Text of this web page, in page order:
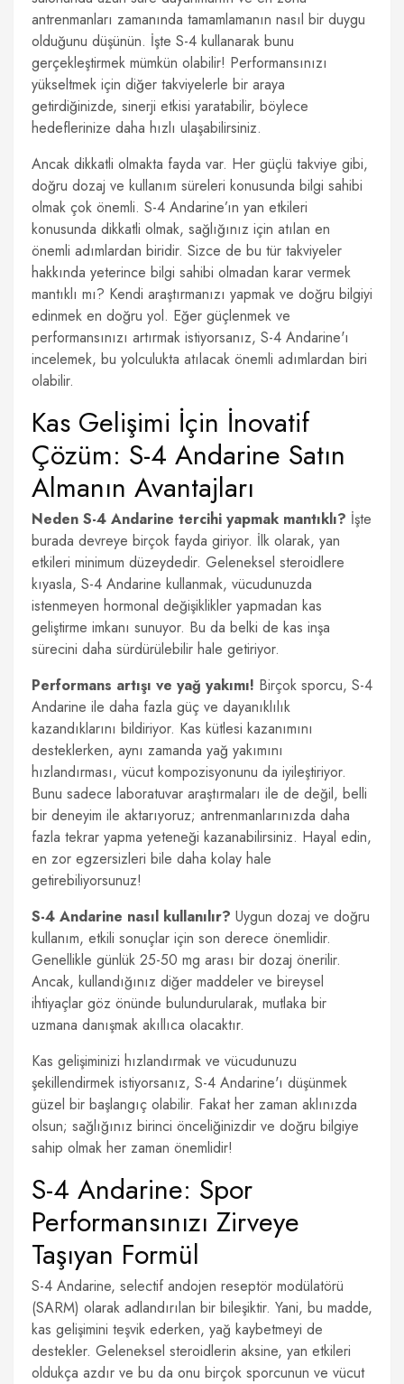
antrenmanları zamanında tamamlamanın nasıl bir duygu
olduğunu düşünün. İşte S-4 kullanarak bunu
gerçekleştirmek mümkün olabilir! Performansınızı
yükseltmek için diğer takviyelerle bir araya
getirdiğinizde, sinerji etkisi yaratabilir, böylece
hedeflerinize daha hızlı ulaşabilirsiniz.
Ancak dikkatli olmakta fayda var. Her güçlü takviye gibi,
doğru dozaj ve kullanım süreleri konusunda bilgi sahibi
olmak çok önemli. S-4 Andarine’ın yan etkileri
konusunda dikkatli olmak, sağlığınız için atılan en
önemli adımlardan biridir. Sizce de bu tür takviyeler
hakkında yeterince bilgi sahibi olmadan karar vermek
mantıklı mı? Kendi araştırmanızı yapmak ve doğru bilgiyi
edinmek en doğru yol. Eğer güçlenmek ve
performansınızı artırmak istiyorsanız, S-4 Andarine'ı
incelemek, bu yolculukta atılacak önemli adımlardan biri
olabilir.
Kas Gelişimi İçin İnovatif
Çözüm: S-4 Andarine Satın
Almanın Avantajları
Neden S-4 Andarine tercihi yapmak mantıklı? İşte
burada devreye birçok fayda giriyor. İlk olarak, yan
etkileri minimum düzeydedir. Geleneksel steroidlere
kıyasla, S-4 Andarine kullanmak, vücudunuzda
istenmeyen hormonal değişiklikler yapmadan kas
geliştirme imkanı sunuyor. Bu da belki de kas inşa
sürecini daha sürdürülebilir hale getiriyor.
Performans artışı ve yağ yakımı! Birçok sporcu, S-4
Andarine ile daha fazla güç ve dayanıklılık
kazandıklarını bildiriyor. Kas kütlesi kazanımını
desteklerken, aynı zamanda yağ yakımını
hızlandırması, vücut kompozisyonunu da iyileştiriyor.
Bunu sadece laboratuvar araştırmaları ile de değil, belli
bir deneyim ile aktarıyoruz; antrenmanlarınızda daha
fazla tekrar yapma yeteneği kazanabilirsiniz. Hayal edin,
en zor egzersizleri bile daha kolay hale
getirebiliyorsunuz!
S-4 Andarine nasıl kullanılır? Uygun dozaj ve doğru
kullanım, etkili sonuçlar için son derece önemlidir.
Genellikle günlük 25-50 mg arası bir dozaj önerilir.
Ancak, kullandığınız diğer maddeler ve bireysel
ihtiyaçlar göz önünde bulundurularak, mutlaka bir
uzmana danışmak akıllıca olacaktır.
Kas gelişiminizi hızlandırmak ve vücudunuzu
şekillendirmek istiyorsanız, S-4 Andarine'ı düşünmek
güzel bir başlangıç olabilir. Fakat her zaman aklınızda
olsun; sağlığınız birinci önceliğinizdir ve doğru bilgiye
sahip olmak her zaman önemlidir!
S-4 Andarine: Spor
Performansınızı Zirveye
Taşıyan Formül
S-4 Andarine, selectif andojen reseptör modülatörü
(SARM) olarak adlandırılan bir bileşiktir. Yani, bu madde,
kas gelişimini teşvik ederken, yağ kaybetmeyi de
destekler. Geleneksel steroidlerin aksine, yan etkileri
oldukça azdır ve bu da onu birçok sporcunun ve vücut